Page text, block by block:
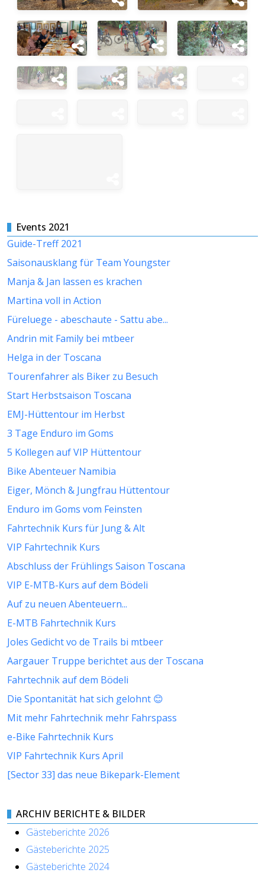
Events 2021
Guide-Treff 2021
Saisonausklang für Team Youngster
Manja & Jan lassen es krachen
Martina voll in Action
Füreluege - abeschaute - Sattu abe...
Andrin mit Family bei mtbeer
Helga in der Toscana
Tourenfahrer als Biker zu Besuch
Start Herbstsaison Toscana
EMJ-Hüttentour im Herbst
3 Tage Enduro im Goms
5 Kollegen auf VIP Hüttentour
Bike Abenteuer Namibia
Eiger, Mönch & Jungfrau Hüttentour
Enduro im Goms vom Feinsten
Fahrtechnik Kurs für Jung & Alt
VIP Fahrtechnik Kurs
Abschluss der Frühlings Saison Toscana
VIP E-MTB-Kurs auf dem Bödeli
Auf zu neuen Abenteuern...
E-MTB Fahrtechnik Kurs
Joles Gedicht vo de Trails bi mtbeer
Aargauer Truppe berichtet aus der Toscana
Fahrtechnik auf dem Bödeli
Die Spontanität hat sich gelohnt 😊
Mit mehr Fahrtechnik mehr Fahrspass
e-Bike Fahrtechnik Kurs
VIP Fahrtechnik Kurs April
[Sector 33] das neue Bikepark-Element
ARCHIV BERICHTE & BILDER
Gästeberichte 2026
Gästeberichte 2025
Gästeberichte 2024